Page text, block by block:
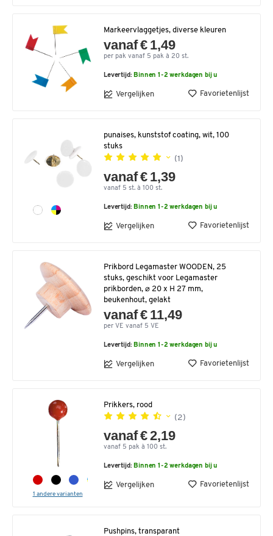
Markeervlaggetjes, diverse kleuren
vanaf € 1,49
per pak vanaf 5 pak à 20 st.
Levertijd: Binnen 1-2 werkdagen bij u
Vergelijken Favorietenlijst
punaises, kunststof coating, wit, 100
stuks
(1)
vanaf € 1,39
vanaf 5 st. à 100 st.
Levertijd: Binnen 1-2 werkdagen bij u
Vergelijken Favorietenlijst
Prikbord Legamaster WOODEN, 25
stuks, geschikt voor Legamaster
prikborden, ⌀ 20 x H 27 mm,
beukenhout, gelakt
vanaf € 11,49
per VE vanaf 5 VE
Levertijd: Binnen 1-2 werkdagen bij u
Vergelijken Favorietenlijst
1 andere varianten
Prikkers, rood
(2)
vanaf € 2,19
vanaf 5 pak à 100 st.
Levertijd: Binnen 1-2 werkdagen bij u
Vergelijken Favorietenlijst
Pushpins, transparant